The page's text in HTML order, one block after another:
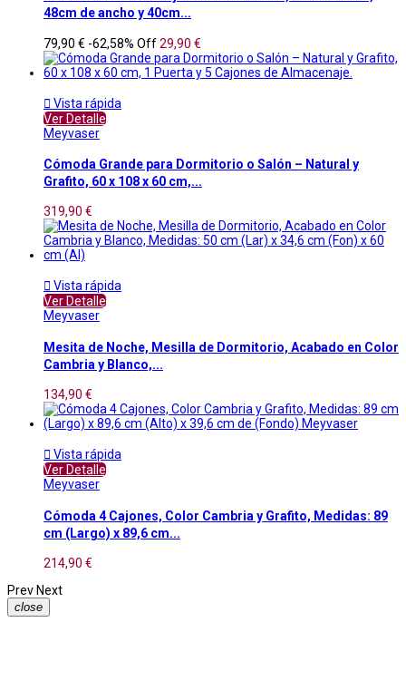
48cm de ancho y 40cm...
79,90 € -62,58% Off29,90 €
 Vista rápida
Ver Detalle
Meyvaser
Cómoda Grande para Dormitorio o Salón – Natural y
Grafito, 60 x 108 x 60 cm,...
319,90 €
 Vista rápida
Ver Detalle
Meyvaser
Mesita de Noche, Mesilla de Dormitorio, Acabado en Color
Cambria y Blanco,...
134,90 €
 Vista rápida
Ver Detalle
Meyvaser
Cómoda 4 Cajones, Color Cambria y Grafito, Medidas: 89
cm (Largo) x 89,6 cm...
214,90 €
Prev Next
close